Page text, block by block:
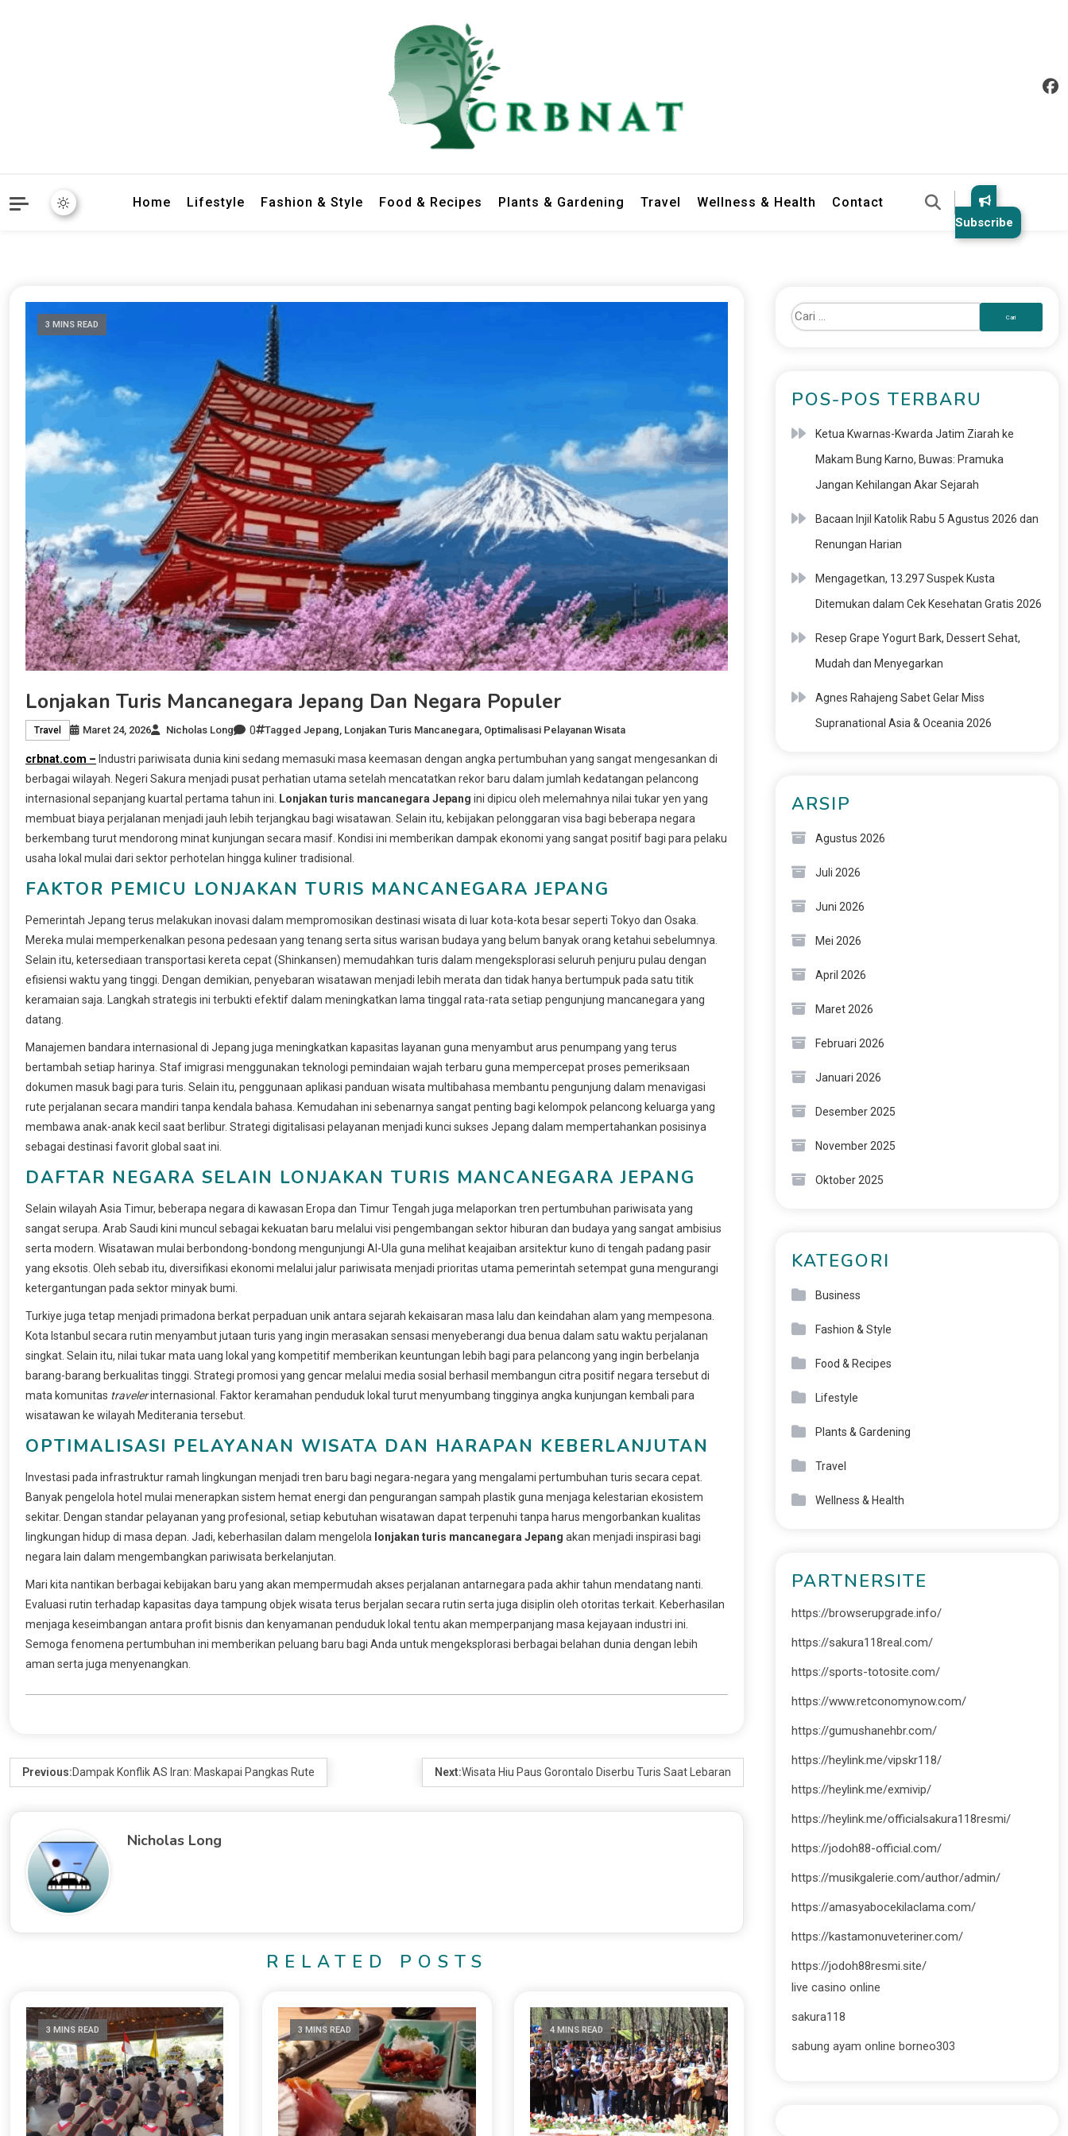
Home Lifestyle Fashion & Style Food & Recipes Plants & Gardening Travel Wellness & Health Contact
Subscribe
3 MINS READ
Lonjakan Turis Mancanegara Jepang Dan Negara Populer
Travel Maret 24, 2026 Nicholas Long 0 Tagged Jepang, Lonjakan Turis Mancanegara, Optimalisasi Pelayanan Wisata
crbnat.com – Industri pariwisata dunia kini sedang memasuki masa keemasan dengan angka pertumbuhan yang sangat mengesankan di
berbagai wilayah. Negeri Sakura menjadi pusat perhatian utama setelah mencatatkan rekor baru dalam jumlah kedatangan pelancong
internasional sepanjang kuartal pertama tahun ini.
Lonjakan turis mancanegara Jepang ini dipicu oleh melemahnya nilai tukar yen yang
membuat biaya perjalanan menjadi jauh lebih terjangkau bagi wisatawan. Selain itu, kebijakan pelonggaran visa bagi beberapa negara
berkembang turut mendorong minat kunjungan secara masif. Kondisi ini memberikan dampak ekonomi yang sangat positif bagi para pelaku
usaha lokal mulai dari sektor perhotelan hingga kuliner tradisional.
FAKTOR PEMICU LONJAKAN TURIS MANCANEGARA JEPANG
Pemerintah Jepang terus melakukan inovasi dalam mempromosikan destinasi wisata di luar kota-kota besar seperti Tokyo dan Osaka.
Mereka mulai memperkenalkan pesona pedesaan yang tenang serta situs warisan budaya yang belum banyak orang ketahui sebelumnya.
Selain itu, ketersediaan transportasi kereta cepat (Shinkansen) memudahkan turis dalam mengeksplorasi seluruh penjuru pulau dengan
efisiensi waktu yang tinggi. Dengan demikian, penyebaran wisatawan menjadi lebih merata dan tidak hanya bertumpuk pada satu titik
keramaian saja. Langkah strategis ini terbukti efektif dalam meningkatkan lama tinggal rata-rata setiap pengunjung mancanegara yang
datang.
Manajemen bandara internasional di Jepang juga meningkatkan kapasitas layanan guna menyambut arus penumpang yang terus
bertambah setiap harinya. Staf imigrasi menggunakan teknologi pemindaian wajah terbaru guna mempercepat proses pemeriksaan
dokumen masuk bagi para turis. Selain itu, penggunaan aplikasi panduan wisata multibahasa membantu pengunjung dalam menavigasi
rute perjalanan secara mandiri tanpa kendala bahasa. Kemudahan ini sebenarnya sangat penting bagi kelompok pelancong keluarga yang
membawa anak-anak kecil saat berlibur. Strategi digitalisasi pelayanan menjadi kunci sukses Jepang dalam mempertahankan posisinya
sebagai destinasi favorit global saat ini.
DAFTAR NEGARA SELAIN LONJAKAN TURIS MANCANEGARA JEPANG
Selain wilayah Asia Timur, beberapa negara di kawasan Eropa dan Timur Tengah juga melaporkan tren pertumbuhan pariwisata yang
sangat serupa. Arab Saudi kini muncul sebagai kekuatan baru melalui visi pengembangan sektor hiburan dan budaya yang sangat ambisius
serta modern. Wisatawan mulai berbondong-bondong mengunjungi Al-Ula guna melihat keajaiban arsitektur kuno di tengah padang pasir
yang eksotis. Oleh sebab itu, diversifikasi ekonomi melalui jalur pariwisata menjadi prioritas utama pemerintah setempat guna mengurangi
ketergantungan pada sektor minyak bumi.
Turkiye juga tetap menjadi primadona berkat perpaduan unik antara sejarah kekaisaran masa lalu dan keindahan alam yang mempesona.
Kota Istanbul secara rutin menyambut jutaan turis yang ingin merasakan sensasi menyeberangi dua benua dalam satu waktu perjalanan
singkat. Selain itu, nilai tukar mata uang lokal yang kompetitif memberikan keuntungan lebih bagi para pelancong yang ingin berbelanja
barang-barang berkualitas tinggi. Strategi promosi yang gencar melalui media sosial berhasil membangun citra positif negara tersebut di
mata komunitas travelerinternasional. Faktor keramahan penduduk lokal turut menyumbang tingginya angka kunjungan kembali para
wisatawan ke wilayah Mediterania tersebut.
OPTIMALISASI PELAYANAN WISATA DAN HARAPAN KEBERLANJUTAN
Investasi pada infrastruktur ramah lingkungan menjadi tren baru bagi negara-negara yang mengalami pertumbuhan turis secara cepat.
Banyak pengelola hotel mulai menerapkan sistem hemat energi dan pengurangan sampah plastik guna menjaga kelestarian ekosistem
sekitar. Dengan standar pelayanan yang profesional, setiap kebutuhan wisatawan dapat terpenuhi tanpa harus mengorbankan kualitas
lingkungan hidup di masa depan. Jadi, keberhasilan dalam mengelola lonjakan turis mancanegara Jepang akan menjadi inspirasi bagi
negara lain dalam mengembangkan pariwisata berkelanjutan.
Mari kita nantikan berbagai kebijakan baru yang akan mempermudah akses perjalanan antarnegara pada akhir tahun mendatang nanti.
Evaluasi rutin terhadap kapasitas daya tampung objek wisata terus berjalan secara rutin serta juga disiplin oleh otoritas terkait. Keberhasilan
menjaga keseimbangan antara profit bisnis dan kenyamanan penduduk lokal tentu akan memperpanjang masa kejayaan industri ini.
Semoga fenomena pertumbuhan ini memberikan peluang baru bagi Anda untuk mengeksplorasi berbagai belahan dunia dengan lebih
aman serta juga menyenangkan.
Previous:Dampak Konflik AS Iran: Maskapai Pangkas Rute Next:Wisata Hiu Paus Gorontalo Diserbu Turis Saat Lebaran
Nicholas Long
RELATED POSTS
3 MINS READ 3 MINS READ 4 MINS READ
POS-POS TERBARU
Ketua Kwarnas-Kwarda Jatim Ziarah ke
Makam Bung Karno, Buwas: Pramuka
Jangan Kehilangan Akar Sejarah
Bacaan Injil Katolik Rabu 5 Agustus 2026 dan
Renungan Harian
Mengagetkan, 13.297 Suspek Kusta
Ditemukan dalam Cek Kesehatan Gratis 2026
Resep Grape Yogurt Bark, Dessert Sehat,
Mudah dan Menyegarkan
Agnes Rahajeng Sabet Gelar Miss
Supranational Asia & Oceania 2026
ARSIP
Agustus 2026
Juli 2026
Juni 2026
Mei 2026
April 2026
Maret 2026
Februari 2026
Januari 2026
Desember 2025
November 2025
Oktober 2025
KATEGORI
Business
Fashion & Style
Food & Recipes
Lifestyle
Plants & Gardening
Travel
Wellness & Health
PARTNERSITE
https://browserupgrade.info/
https://sakura118real.com/
https://sports-totosite.com/
https://www.retconomynow.com/
https://gumushanehbr.com/
https://heylink.me/vipskr118/
https://heylink.me/exmivip/
https://heylink.me/officialsakura118resmi/
https://jodoh88-official.com/
https://musikgalerie.com/author/admin/
https://amasyabocekilaclama.com/
https://kastamonuveteriner.com/
https://jodoh88resmi.site/
live casino online
sakura118
sabung ayam online borneo303